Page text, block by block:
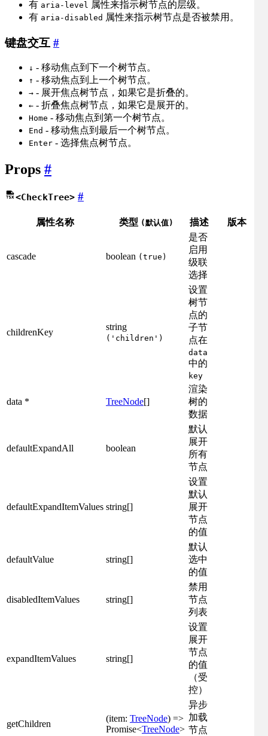
有 aria-level 属性来指示树节点的层级。
有 aria-disabled 属性来指示树节点是否被禁用。
键盘交互 #
↓ - 移动焦点到下一个树节点。
↑ - 移动焦点到上一个树节点。
→ - 展开焦点树节点，如果它是折叠的。
← - 折叠焦点树节点，如果它是展开的。
Home - 移动焦点到第一个树节点。
End - 移动焦点到最后一个树节点。
Enter - 选择焦点树节点。
Props #
<CheckTree> #
属性名称 类型 (默认值) 描述 版本
cascade boolean (true)
是否
启用
级联
选择
childrenKey
string
('children')
设置
树节
点的
子节
点在
data
中的
key
data * TreeNode[]
渲染
树的
数据
defaultExpandAll boolean
默认
展开
所有
节点
defaultExpandItemValues string[]
设置
默认
展开
节点
的值
defaultValue string[]
默认
选中
的值
disabledItemValues string[]
禁用
节点
列表
expandItemValues string[]
设置
展开
节点
的值
（受
控）
getChildren
(item: TreeNode) =>
Promise<TreeNode>
异步
加载
节点